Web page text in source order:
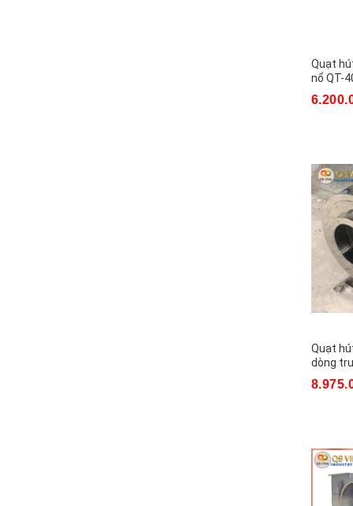
Quạt
nổ QT-
Quạt
dòng